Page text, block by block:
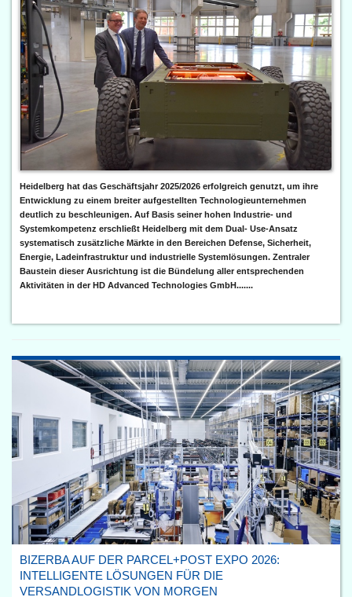
Heidelberg hat das Geschäftsjahr 2025/2026 erfolgreich genutzt, um ihre
Entwicklung zu einem breiter aufgestellten Technologieunternehmen
deutlich zu beschleunigen. Auf Basis seiner hohen Industrie- und
Systemkompetenz erschließt Heidelberg mit dem Dual- Use-Ansatz
systematisch zusätzliche Märkte in den Bereichen Defense, Sicherheit,
Energie, Ladeinfrastruktur und industrielle Systemlösungen. Zentraler
Baustein dieser Ausrichtung ist die Bündelung aller entsprechenden
Aktivitäten in der HD Advanced Technologies GmbH.......
BIZERBA AUF DER PARCEL+POST EXPO 2026:
INTELLIGENTE LÖSUNGEN FÜR DIE
VERSANDLOGISTIK VON MORGEN